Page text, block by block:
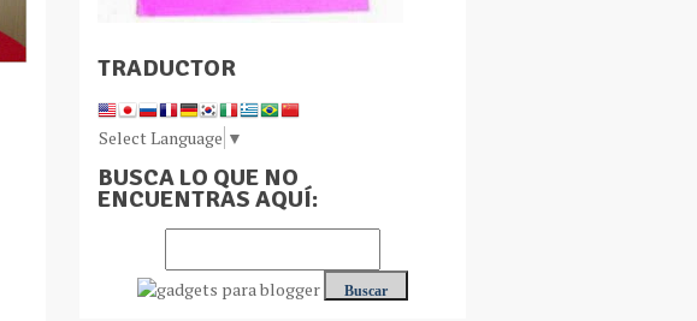
TRADUCTOR
Select Language ▼
BUSCA LO QUE NO
ENCUENTRAS AQUÍ: